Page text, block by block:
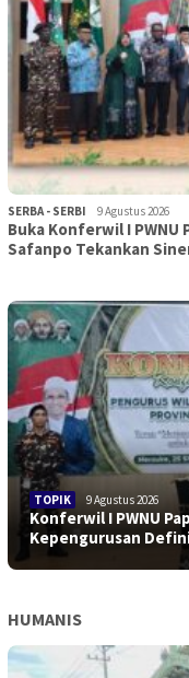
SERBA - SERBI 9 Agustus 2026
Buka Konferwil I
Safanpo Tekankan
TOPIK 9 Agustus 2026
Konferwil I PWNU
Kepengurusan
HUMANIS